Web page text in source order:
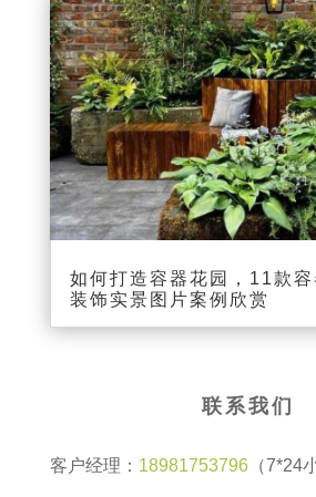
如何打造容器花园，11款
装饰实景图片案例欣赏
联系我们
客户经理： 18981753796（7*24